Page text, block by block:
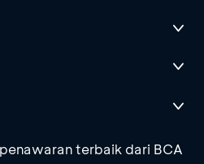
terbaik dari BCA